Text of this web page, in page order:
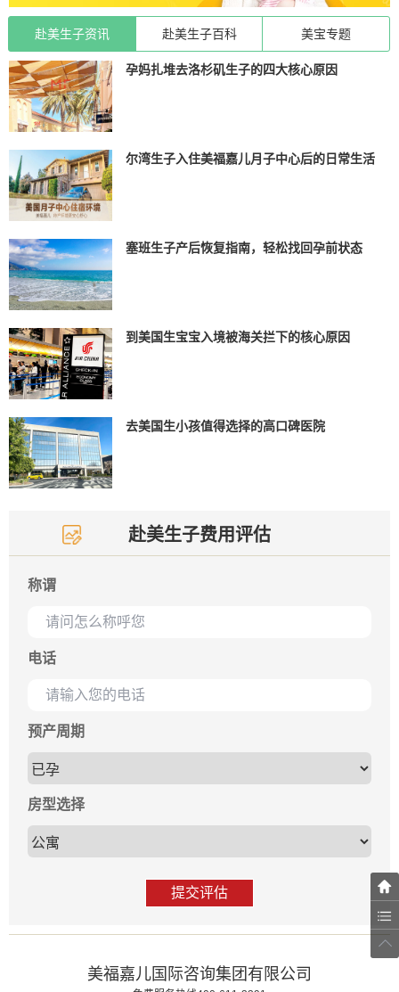
赴美生子资讯 赴美生子百科 美宝专题
孕妈扎堆去洛杉矶生子的四大核心原因
尔湾生子入住美福嘉儿月子中心后的日常生活
塞班生子产后恢复指南，轻松找回孕前状态
到美国生宝宝入境被海关拦下的核心原因
去美国生小孩值得选择的高口碑医院
赴美生子费用评估
称谓
电话
预产周期
房型选择
提交评估
美福嘉儿国际咨询集团有限公司